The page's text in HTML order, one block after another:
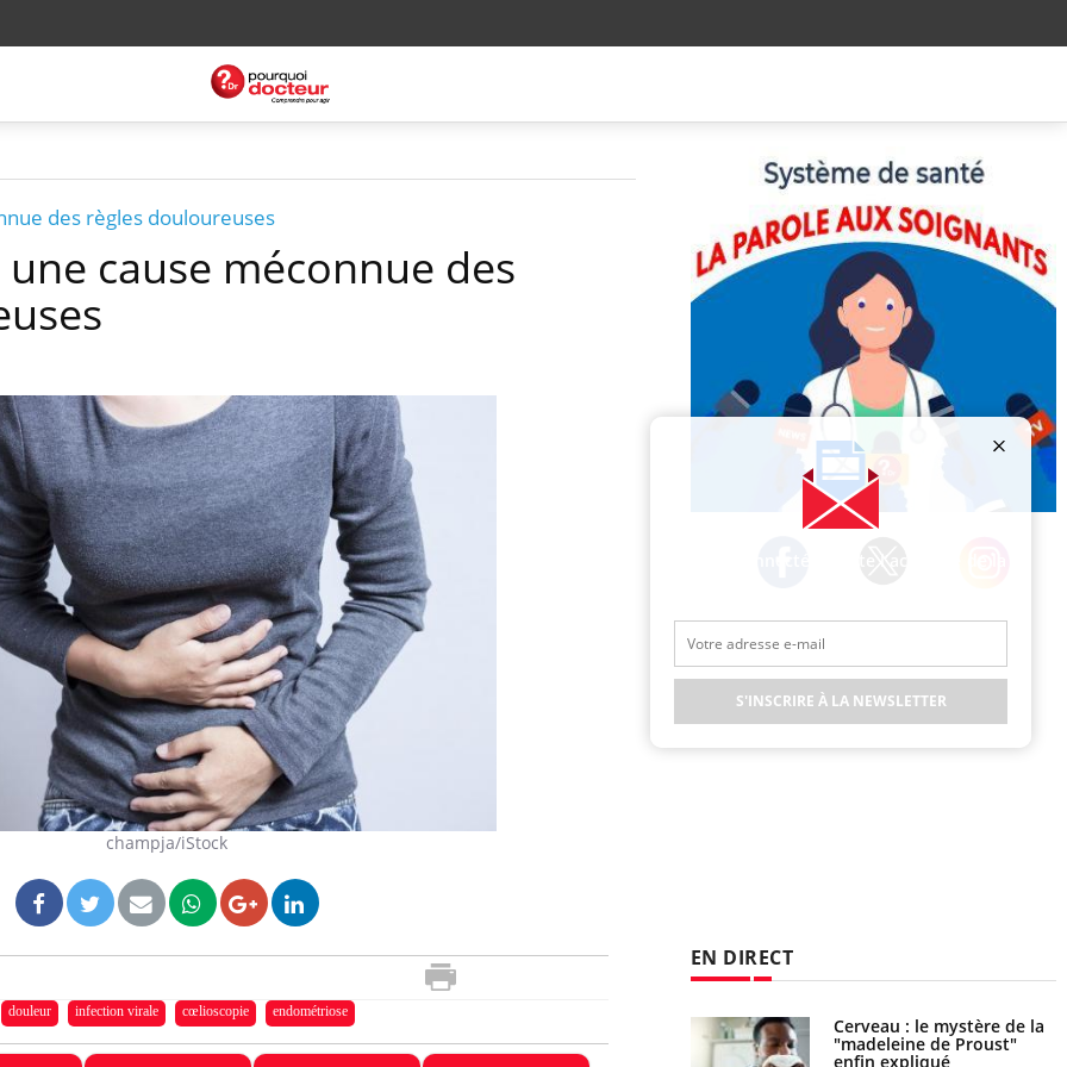
des règles douloureuses
cause méconnue des
champja/iStock
douleur infection virale cœlioscopie endométriose
EN DIRECT
Mordue par un barracuda,
une petite fille secourue
grâce à un réflexe essentiel
des enfants en vacances ?
Cerveau : le mystère de la
"madeleine de Proust"
enfin expliqué
S'INSCRIRE À LA NEWSLETTER